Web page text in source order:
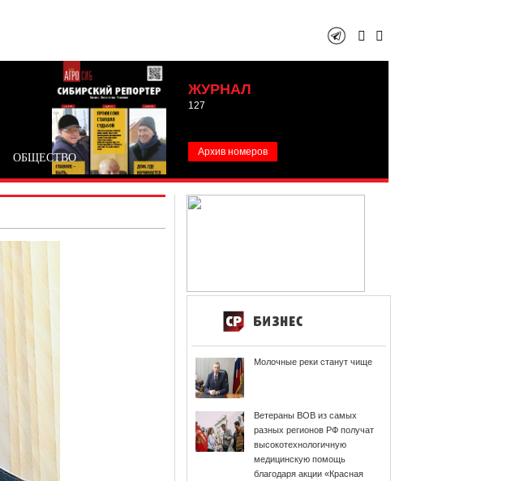
ЖУРНАЛ
127
Архив номеров
ОБЩЕСТВО
Молочные реки станут чище
Ветераны ВОВ из самых
разных регионов РФ получат
высокотехнологичную
медицинскую помощь
благодаря акции «Красная